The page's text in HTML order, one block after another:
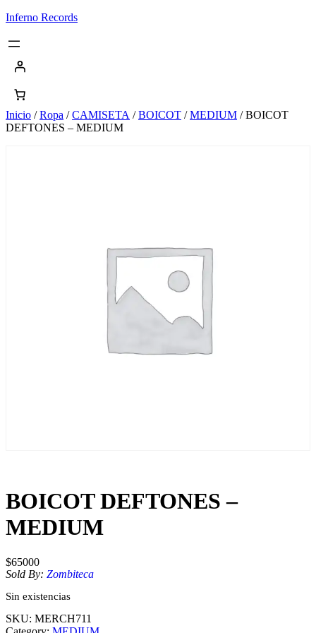
Saltar
contenido
Inferno Records
Inicio /Ropa /CAMISETA /BOICOT /MEDIUM / BOICOT
DEFTONES – MEDIUM
BOICOT DEFTONES –
MEDIUM
$65000
Sold By: Zombiteca
Sin existencias
SKU: MERCH711